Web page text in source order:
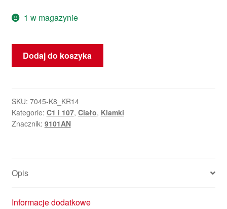
1 w magazynie
ilość
Klika
drzwi
KBL
Citroën
9101AN
Dodaj do koszyka
SKU: 7045-K8_KR14
Kategorie: C1 i 107, Ciało, Klamki
Znacznik: 9101AN
Opis
Informacje dodatkowe